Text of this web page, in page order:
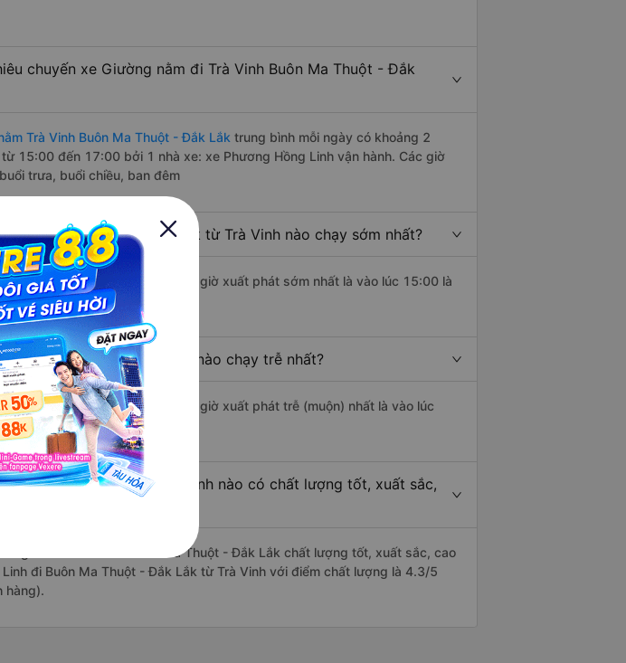
chuyến xe Giường nằm đi Trà Vinh Buôn Ma Thuột - Đắk
Trà Vinh Buôn Ma Thuột - Đắk Lắk trung bình mỗi ngày có khoảng 2
15:00 đến 17:00 bởi 1 nhà xe: xe Phương Hồng Linh vận hành. Các giờ
trưa, buổi chiều, ban đêm
đi Buôn Ma Thuột - Đắk Lắk từ Trà Vinh nào chạy sớm nhất?
Buôn Ma Thuột - Đắk Lắk
có giờ xuất phát sớm nhất là vào lúc 15:00 là
- Đắk Lắk từ Trà Vinh nào chạy trễ nhất?
Buôn Ma Thuột - Đắk Lắk
có giờ xuất phát trễ (muộn) nhất là vào lúc
Linh.
Thuột - Đắk Lắk từ Trà Vinh nào có chất lượng tốt, xuất sắc,
nằm đi Trà Vinh Buôn Ma Thuột - Đắk Lắk chất lượng tốt, xuất sắc, cao
đi Buôn Ma Thuột - Đắk Lắk từ Trà Vinh với điểm chất lượng là 4.3/5
hàng).